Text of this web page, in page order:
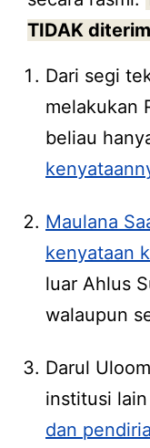
TIDAK
Dari segi
melakukan
beliau
Maulana
kenyataan
luar Ahlus
walaupun
Darul
institusi
dan